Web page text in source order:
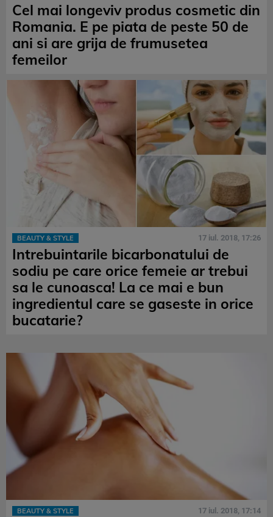
Cel mai longeviv produs cosmetic din
Romania. E pe piata de peste 50 de
ani si are grija de frumusetea
femeilor
BEAUTY & STYLE 17 iul. 2018, 17:26
Intrebuintarile bicarbonatului de
sodiu pe care orice femeie ar trebui
sa le cunoasca! La ce mai e bun
ingredientul care se gaseste in orice
bucatarie?
BEAUTY & STYLE 17 iul. 2018, 17:14